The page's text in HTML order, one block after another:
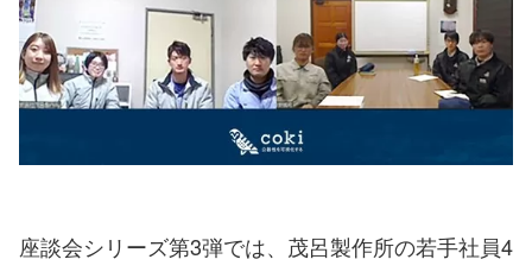
座談会シリーズ第3弾では、茂呂製作所の若手社員4